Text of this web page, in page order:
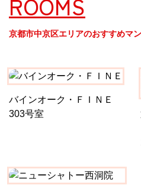
京都市中京区エリアのおすすめマ
バインオーク・ＦＩＮＥ
303号室